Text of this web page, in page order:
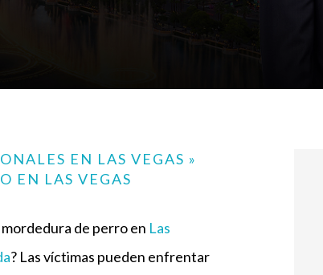
EN LAS VEGAS »
EN LAS VEGAS
de perro en Las
? Las víctimas pueden enfrentar